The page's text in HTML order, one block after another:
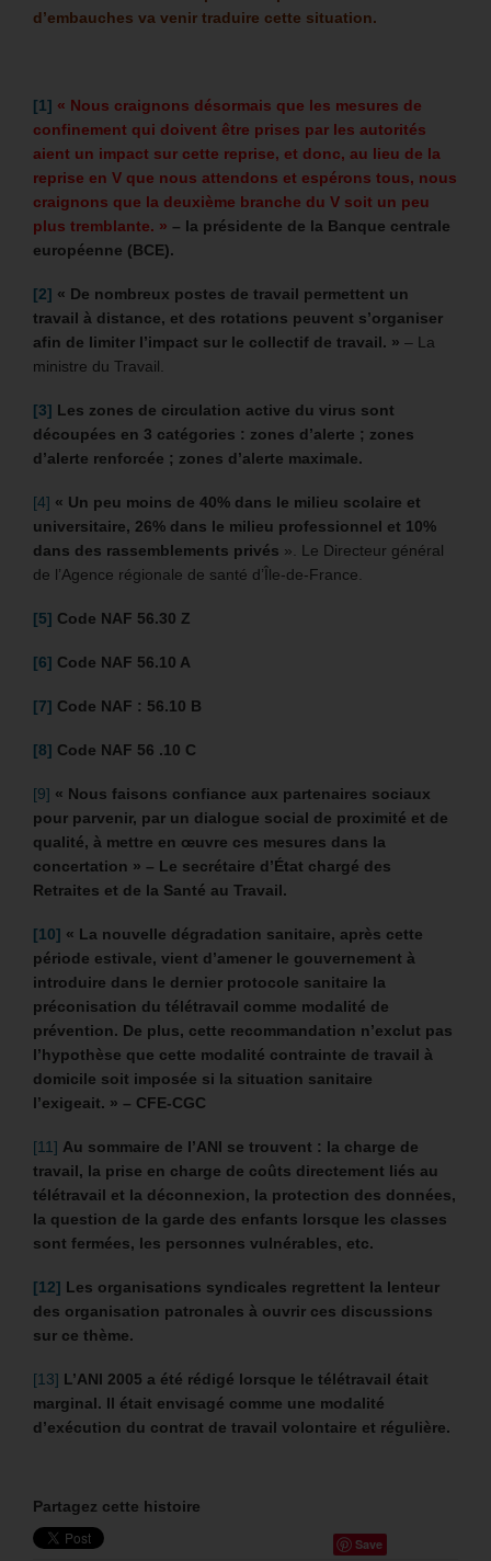
d’embauches va venir traduire cette situation.
[1] « Nous craignons désormais que les mesures de
confinement qui doivent être prises par les autorités
aient un impact sur cette reprise, et donc, au lieu de la
reprise en V que nous attendons et espérons tous, nous
craignons que la deuxième branche du V soit un peu
plus tremblante. » – la présidente de la Banque centrale
européenne (BCE).
[2] « De nombreux postes de travail permettent un
travail à distance, et des rotations peuvent s’organiser
afin de limiter l’impact sur le collectif de travail. » – La
ministre du Travail.
[3] Les zones de circulation active du virus sont
découpées en 3 catégories : zones d’alerte ; zones
d’alerte renforcée ; zones d’alerte maximale.
[4] « Un peu moins de 40% dans le milieu scolaire et
universitaire, 26% dans le milieu professionnel et 10%
dans des rassemblements privés ». Le Directeur général
de l’Agence régionale de santé d’Île-de-France.
[5] Code NAF 56.30 Z
[6] Code NAF 56.10 A
[7] Code NAF : 56.10 B
[8] Code NAF 56 .10 C
[9] « Nous faisons confiance aux partenaires sociaux
pour parvenir, par un dialogue social de proximité et de
qualité, à mettre en œuvre ces mesures dans la
concertation » – Le secrétaire d’État chargé des
Retraites et de la Santé au Travail.
[10] « La nouvelle dégradation sanitaire, après cette
période estivale, vient d’amener le gouvernement à
introduire dans le dernier protocole sanitaire la
préconisation du télétravail comme modalité de
prévention. De plus, cette recommandation n’exclut pas
l’hypothèse que cette modalité contrainte de travail à
domicile soit imposée si la situation sanitaire
l’exigeait. » – CFE-CGC
[11] Au sommaire de l’ANI se trouvent : la charge de
travail, la prise en charge de coûts directement liés au
télétravail et la déconnexion, la protection des données,
la question de la garde des enfants lorsque les classes
sont fermées, les personnes vulnérables, etc.
[12] Les organisations syndicales regrettent la lenteur
des organisation patronales à ouvrir ces discussions
sur ce thème.
[13] L’ANI 2005 a été rédigé lorsque le télétravail était
marginal. Il était envisagé comme une modalité
d’exécution du contrat de travail volontaire et régulière.
Partagez cette histoire
Save